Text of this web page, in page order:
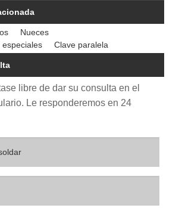
Nueces
especiales
Clave paralela
libre de dar su consulta en el
Le responderemos en 24